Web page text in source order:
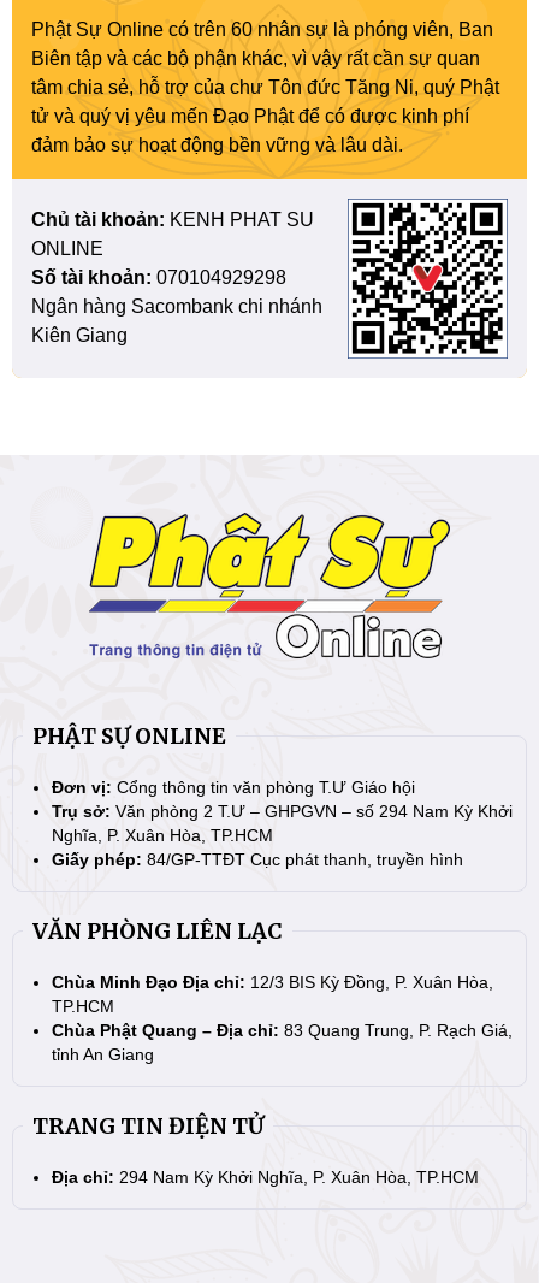
Phật Sự Online có trên 60 nhân sự là phóng viên, Ban
Biên tập và các bộ phận khác, vì vậy rất cần sự quan
tâm chia sẻ, hỗ trợ của chư Tôn đức Tăng Ni, quý Phật
tử và quý vị yêu mến Đạo Phật để có được kinh phí
đảm bảo sự hoạt động bền vững và lâu dài.
Chủ tài khoản: KENH PHAT SU
ONLINE
Số tài khoản: 070104929298
Ngân hàng Sacombank chi nhánh
Kiên Giang
PHẬT SỰ ONLINE
Đơn vị: Cổng thông tin văn phòng T.Ư Giáo hội
Trụ sở: Văn phòng 2 T.Ư – GHPGVN – số 294 Nam Kỳ Khởi
Nghĩa, P. Xuân Hòa, TP.HCM
Giấy phép: 84/GP-TTĐT Cục phát thanh, truyền hình
VĂN PHÒNG LIÊN LẠC
Chùa Minh Đạo Địa chỉ: 12/3 BIS Kỳ Đồng, P. Xuân Hòa,
TP.HCM
Chùa Phật Quang – Địa chỉ: 83 Quang Trung, P. Rạch Giá,
tỉnh An Giang
TRANG TIN ĐIỆN TỬ
Địa chỉ: 294 Nam Kỳ Khởi Nghĩa, P. Xuân Hòa, TP.HCM